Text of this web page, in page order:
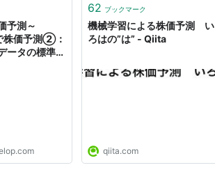
予測～
価予測②：
ータの標準
62 ブックマーク
機械学習による株価予測 い
ろはの”は” - Qiita
qiita.com